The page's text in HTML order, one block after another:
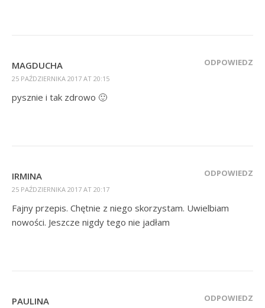
MAGDUCHA
25 PAŹDZIERNIKA 2017 AT 20:15
ODPOWIEDZ
pysznie i tak zdrowo 🙂
IRMINA
25 PAŹDZIERNIKA 2017 AT 20:17
ODPOWIEDZ
Fajny przepis. Chętnie z niego skorzystam. Uwielbiam
nowości. Jeszcze nigdy tego nie jadłam
PAULINA ODPOWIEDZ